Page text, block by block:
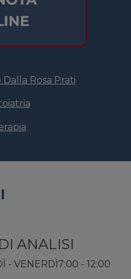
Rosa Prati
ANALISI
- VENERDÌ7:00 - 12:00